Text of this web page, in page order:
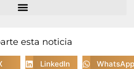
esta noticia
LinkedIn WhatsApp